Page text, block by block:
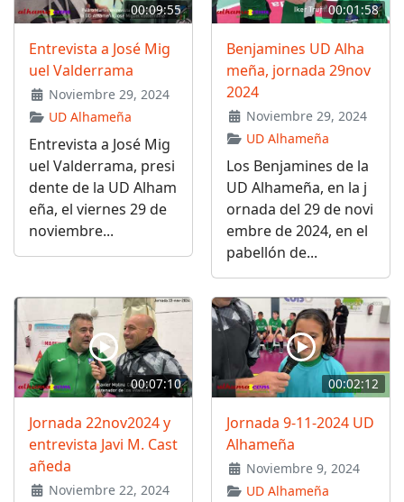
00:09:55
Entrevista a José Mig
uel Valderrama
Noviembre 29, 2024
UD Alhameña
Entrevista a José Mig
uel Valderrama, presi
dente de la UD Alham
eña, el viernes 29 de
noviembre...
00:01:58
Benjamines UD Alha
meña, jornada 29nov
2024
Noviembre 29, 2024
UD Alhameña
Los Benjamines de la
UD Alhameña, en la j
ornada del 29 de novi
embre de 2024, en el
pabellón de...
00:07:10
Jornada 22nov2024 y
entrevista Javi M. Cast
añeda
Noviembre 22, 2024
00:02:12
Jornada 9-11-2024 UD
Alhameña
Noviembre 9, 2024
UD Alhameña